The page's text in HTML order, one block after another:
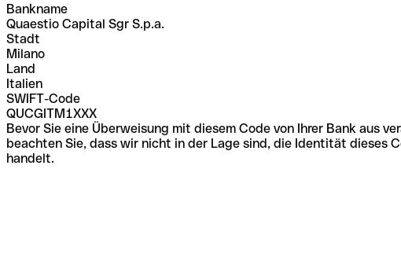
Bankname
Quaestio Capital Sgr S.p.a.
Stadt
Milano
Land
Italien
SWIFT-Code
QUCGITM1XXX
Bevor Sie eine Überweisung mit diesem Code von Ihrer Bank aus
beachten Sie, dass wir nicht in der Lage sind, die Identität dieses
handelt.